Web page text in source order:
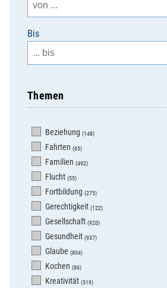
Bis
Themen
Beziehung (148)
Fahrten (65)
Familien (492)
Flucht (55)
Fortbildung (275)
Gerechtigkeit (122)
Gesellschaft (920)
Gesundheit (937)
Glaube (804)
Kochen (86)
Kreativität (319)